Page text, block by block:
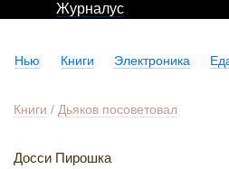
Журналус
Нью Книги Электроника
Книги / Дьяков посоветовал
Досси Пирошка